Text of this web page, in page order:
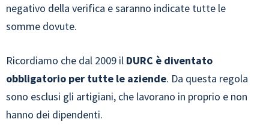
negativo della verifica e saranno indicate tutte le
somme dovute.
Ricordiamo che dal 2009 il DURC è diventato
obbligatorio per tutte le aziende. Da questa regola
sono esclusi gli artigiani, che lavorano in proprio e non
hanno dei dipendenti.